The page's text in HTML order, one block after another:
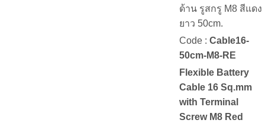
ด้าน รูสกรู M8 สีแดง
ยาว 50cm.
Code : Cable16-
50cm-M8-RE
Flexible Battery
Cable 16 Sq.mm
with Terminal
Screw M8 Red